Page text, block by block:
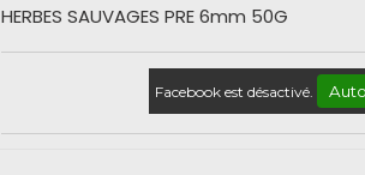
HERBES SAUVAGES PRE 6mm 50G
Facebook est désactivé.